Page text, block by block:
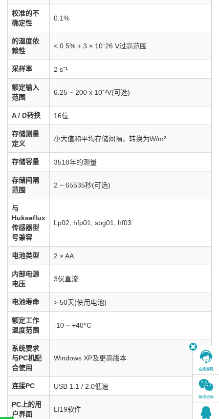
校准的不
确定性
0.1%
的温度依
赖性
< 0.5% + 3 × 10⁻26 V过高范围
采样率 2 s⁻¹
额定输入
范围
6.25 ~ 200 x 10⁻³V(可选)
A / D转换 16位
存储测量
定义
小大值和平均存储间隔，转换为W/m²
存储容量 3518年的测量
存储间隔
范围
2 ~ 65535秒(可选)
与
Hukseflux
传感器型
号兼容
Lp02, hfp01, sbg01, hf03
电池类型 2 × AA
内部电源
电压
3伏直流
电池寿命 > 50天(使用电池)
额定工作
温度范围
-10 ~ +40°C
系统要求
与PC机配
合使用
Windows XP及更高版本
连接PC USB 1.1 / 2.0低速
PC上的用
户界面
LI19软件